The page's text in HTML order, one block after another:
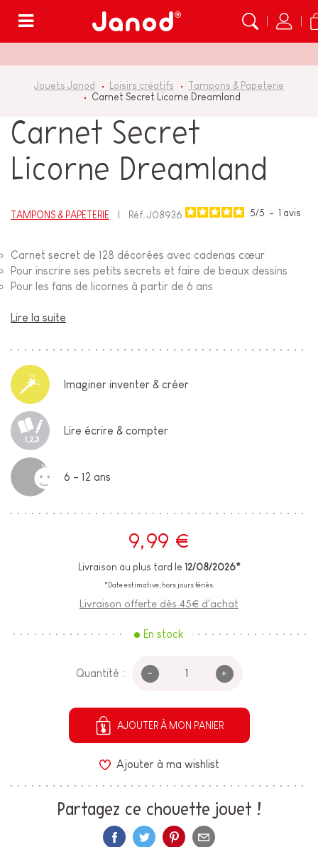
Jouets Janod Loisirs créatifs
Tampons & Papeterie
Carnet Secret Licorne Dreamland
Carnet Secret
Licorne Dreamland
TAMPONS & PAPETERIE Réf. J08936 5/5 - 1 avis
Carnet secret de 128 décorées avec cadenas cœur
Pour inscrire ses petits secrets et faire de beaux dessins
Pour les fans de licornes à partir de 6 ans
Lire la suite
Imaginer inventer & créer
Lire écrire & compter
6 - 12 ans
9,99 €
Livraison au plus tard le 12/08/2026*
*Date estimative, hors jours fériés.
Livraison offerte dès 45€ d'achat
En stock
Quantité : - +
AJOUTER À MON PANIER
Ajouter à ma wishlist
Partagez ce chouette jouet !